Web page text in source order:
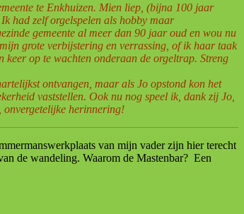
te Enkhuizen. Mien liep, (bijna 100 jaar
had zelf orgelspelen als hobby maar
gemeente al meer dan 90 jaar oud en wou nu
grote verbijstering en verrassing, of ik haar taak
op te wachten onderaan de orgeltrap. Streng
ontvangen, maar als Jo opstond kon het
vaststellen. Ook nu nog speel ik, dank zij Jo,
onvergetelijke herinnering!
van mijn vader zijn hier terecht
de wandeling. Waarom de Mastenbar? Een